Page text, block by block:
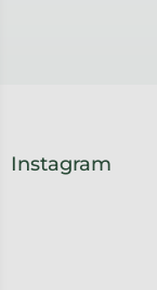
Instagram